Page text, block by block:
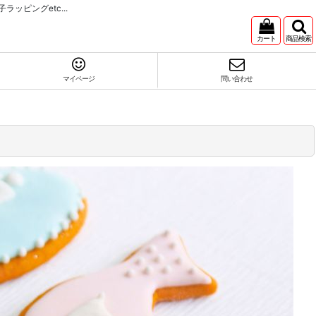
ラッピングetc...
カート 商品検索
マイページ 問い合わせ